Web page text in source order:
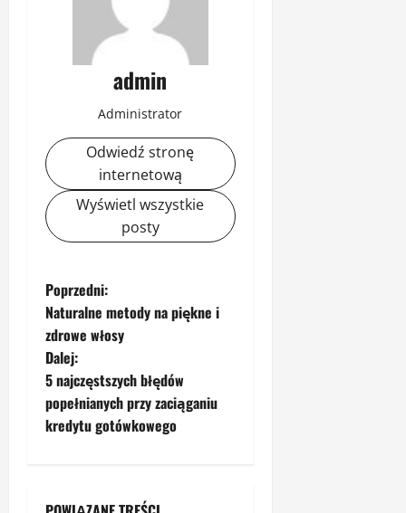
admin
Administrator
Odwiedź stronę
internetową
Wyświetl wszystkie
posty
Z
o
b
a
Poprzedni:
Naturalne metody na piękne i
zdrowe włosy
Dalej:
5 najczęstszych błędów
popełnianych przy zaciąganiu
kredytu gotówkowego